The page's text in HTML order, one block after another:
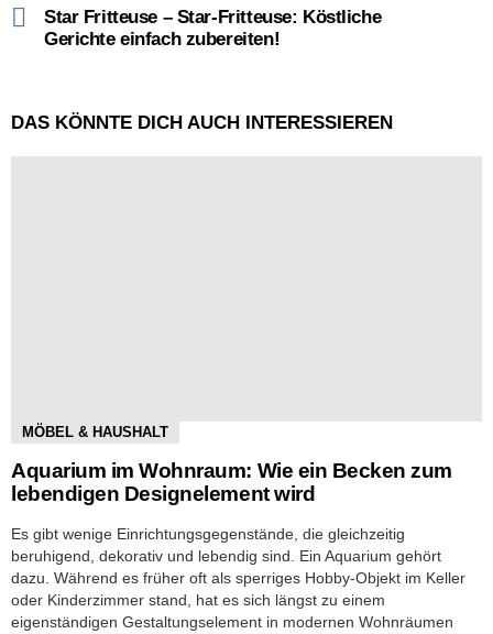
Star Fritteuse – Star-Fritteuse: Köstliche
Gerichte einfach zubereiten!
DAS KÖNNTE DICH AUCH INTERESSIEREN
MÖBEL & HAUSHALT
Aquarium im Wohnraum: Wie ein Becken zum
lebendigen Designelement wird
Es gibt wenige Einrichtungsgegenstände, die gleichzeitig
beruhigend, dekorativ und lebendig sind. Ein Aquarium gehört
dazu. Während es früher oft als sperriges Hobby-Objekt im Keller
oder Kinderzimmer stand, hat es sich längst zu einem
eigenständigen Gestaltungselement in modernen Wohnräumen